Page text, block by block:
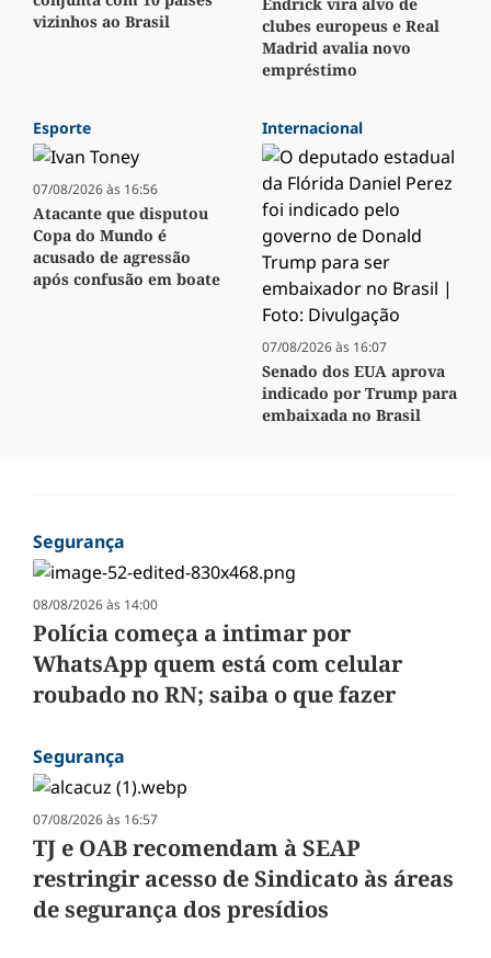
vizinhos ao Brasil
clubes europeus e Real
Madrid avalia novo
empréstimo
Esporte
07/08/2026 às 16:56
Atacante que disputou
Copa do Mundo é
acusado de agressão
após confusão em boate
Internacional
07/08/2026 às 16:07
Senado dos EUA aprova
indicado por Trump para
embaixada no Brasil
Segurança
08/08/2026 às 14:00
Polícia começa a intimar por
WhatsApp quem está com celular
roubado no RN; saiba o que fazer
Segurança
07/08/2026 às 16:57
TJ e OAB recomendam à SEAP
restringir acesso de Sindicato às áreas
de segurança dos presídios